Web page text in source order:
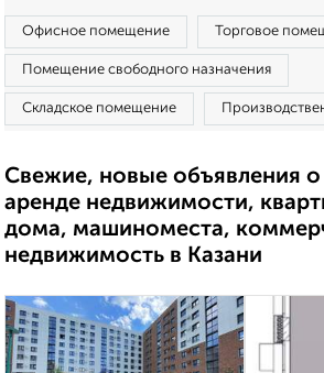
Офисное помещение Торговое
Помещение свободного назначения
Складское помещение
Свежие, новые объявления
аренде недвижимости,
дома, машиноместа,
недвижимость в Казани